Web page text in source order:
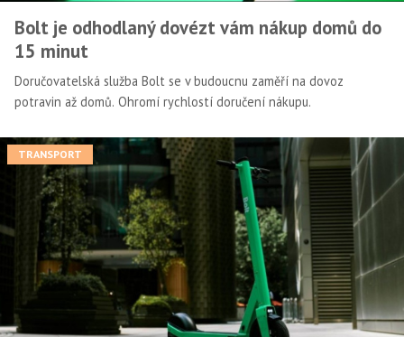
Bolt je odhodlaný dovézt vám nákup domů do
15 minut
Doručovatelská služba Bolt se v budoucnu zaměří na dovoz
potravin až domů. Ohromí rychlostí doručení nákupu.
TRANSPORT